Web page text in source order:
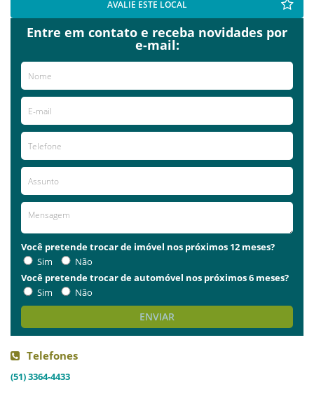
AVALIE ESTE LOCAL
Entre em contato e receba novidades por
e-mail:
Você pretende trocar de imóvel nos próximos 12 meses?
Sim
Não
Você pretende trocar de automóvel nos próximos 6 meses?
Sim
Não
ENVIAR
Telefones
(51) 3364-4433